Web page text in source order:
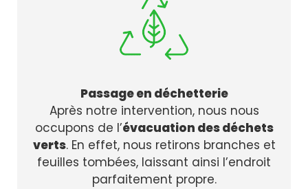
Passage en déchetterie
Après notre intervention, nous nous
occupons de l’évacuation des déchets
verts. En effet, nous retirons branches et
feuilles tombées, laissant ainsi l’endroit
parfaitement propre.